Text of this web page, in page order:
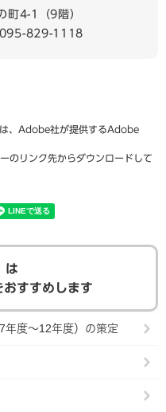
町4-1（9階）
829-1118
、Adobe社が提供するAdobe
のリンク先からダウンロードして
は
おすすめします
年度～12年度）の策定